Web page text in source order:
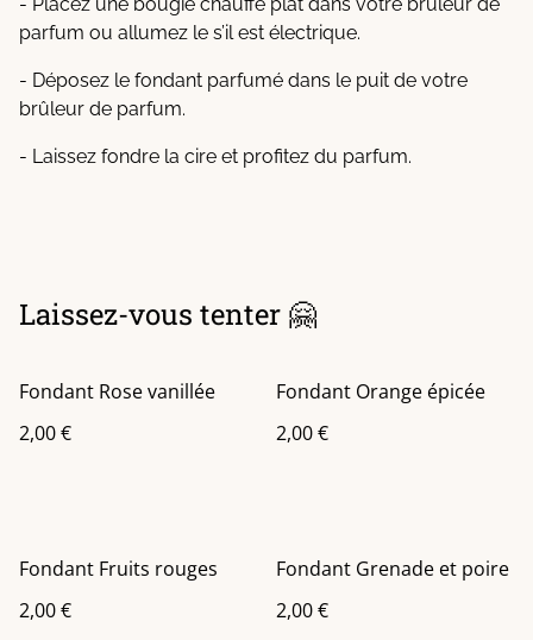
parfum ou allumez le s’il est électrique.
- Déposez le fondant parfumé dans le puit de votre
brûleur de parfum.
- Laissez fondre la cire et profitez du parfum.
Laissez-vous tenter 🤗
Fondant Rose vanillée
2,00 €
Fondant Orange épicée
2,00 €
Fondant Fruits rouges
2,00 €
Fondant Grenade et poire
2,00 €